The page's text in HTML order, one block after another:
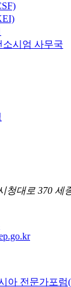
소시엄 사무국
청대로 370 세
아 전문가포럼